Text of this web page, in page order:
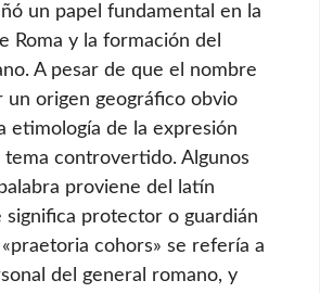
un papel fundamental en la
Roma y la formación del
A pesar de que el nombre
un origen geográfico obvio
etimología de la expresión
tema controvertido. Algunos
proviene del latín
significa protector o guardián
cohors» se refería a
del general romano, y